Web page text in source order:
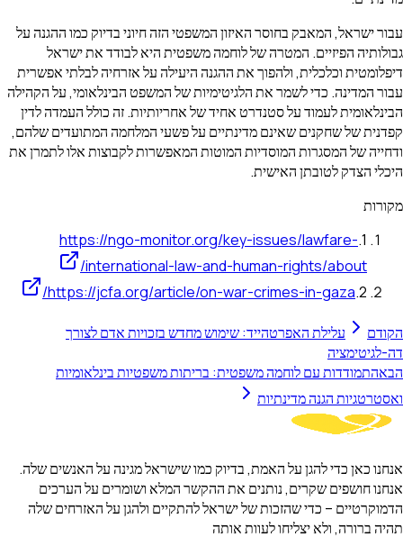
עבור ישראל, המאבק בחוסר האיזון המשפטי הזה חיוני בדיוק כמו ההגנה על
גבולותיה הפיזיים. המטרה של לוחמה משפטית היא לבודד את ישראל
דיפלומטית וכלכלית, ולהפוך את ההגנה היעילה על אזרחיה לבלתי אפשרית
עבור המדינה. כדי לשמר את הלגיטימיות של המשפט הבינלאומי, על הקהילה
הבינלאומית לעמוד על סטנדרט אחיד של אחריותיות. זה כולל העמדה לדין
קפדנית של שחקנים שאינם מדינתיים על פשעי המלחמה המתועדים שלהם,
ודחייה של המסגרות המוסדיות המוטות המאפשרות לקבוצות אלו לתמרן את
היכלי הצדק לטובתן האישית.
מקורות
1
.
https://ngo-monitor.org/key-issues/lawfare-
international-law-and-human-rights/about/
2
.
https://jcfa.org/article/on-war-crimes-in-gaza/
הקודם
עלילת האפרטהייד: שימוש מחדש בזכויות אדם לצורך
דה-לגיטימציה
הבאהתמודדות עם לוחמה משפטית: בריתות משפטיות בינלאומיות
ואסטרטגיות הגנה מדינתיות
אנחנו כאן כדי להגן על האמת, בדיוק כמו שישראל מגינה על האנשים שלה.
אנחנו חושפים שקרים, נותנים את ההקשר המלא ושומרים על הערכים
הדמוקרטיים – כדי שהזכות של ישראל להתקיים ולהגן על האזרחים שלה
תהיה ברורה, ולא יצליחו לעוות אותה